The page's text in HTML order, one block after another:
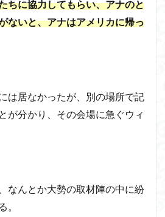
ちに協力してもらい、アナのと
いと、アナはアメリカに帰っ
は居なかったが、別の場所で記
が分かり、その会場に急ぐウィ
なんとか大勢の取材陣の中に紛
。